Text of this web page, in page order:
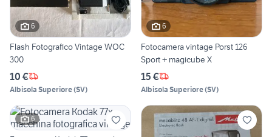
6
Flash Fotografico Vintage WOC
300
10 €
Albisola Superiore(SV)
6
Fotocamera vintage Porst 126
Sport + magicube X
15 €
Albisola Superiore(SV)
6